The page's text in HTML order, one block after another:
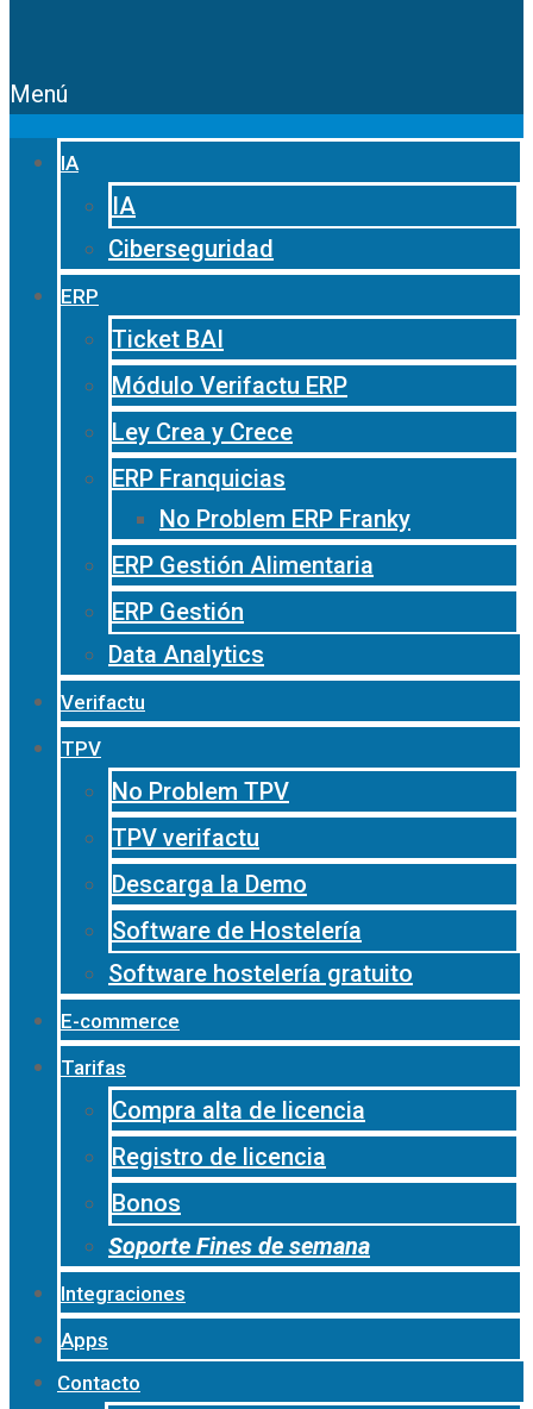
Menú
IA
IA
Ciberseguridad
ERP
Ticket BAI
Módulo Verifactu ERP
Ley Crea y Crece
ERP Franquicias
No Problem ERP Franky
ERP Gestión Alimentaria
ERP Gestión
Data Analytics
Verifactu
TPV
No Problem TPV
TPV verifactu
Descarga la Demo
Software de Hostelería
Software hostelería gratuito
E-commerce
Tarifas
Compra alta de licencia
Registro de licencia
Bonos
Soporte Fines de semana
Integraciones
Apps
Contacto